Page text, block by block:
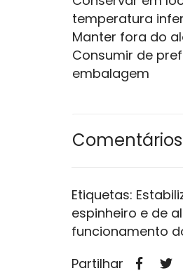
temperatura
Manter fora do
Consumir de
embalagem
Etiquetas:
espinheiro e de
funcionamento
Partilhar